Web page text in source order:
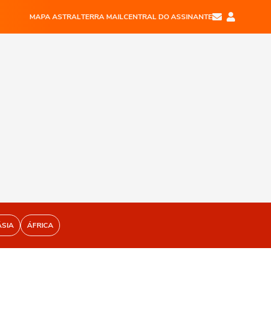
MAPA ASTRALTERRA MAILCENTRAL DO ASSINANTE
ÁFRICA